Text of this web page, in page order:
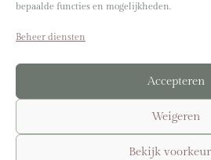
bepaalde functies en mogelijkheden.
Beheer diensten
Accepteren
Weigeren
Bekijk
Overige foto’s door:Sabrina
© 2025-2026 Sabrina